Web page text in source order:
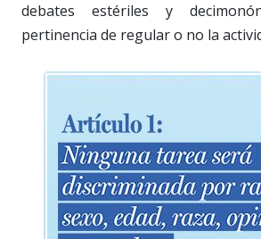
debates estériles y
pertinencia de regular o no la